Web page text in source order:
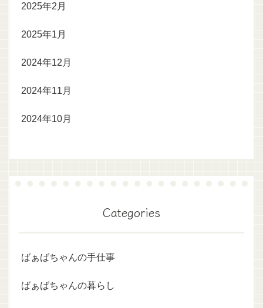
2025年2月
2025年1月
2024年12月
2024年11月
2024年10月
Categories
ばぁばちゃんの手仕事
ばぁばちゃんの暮らし